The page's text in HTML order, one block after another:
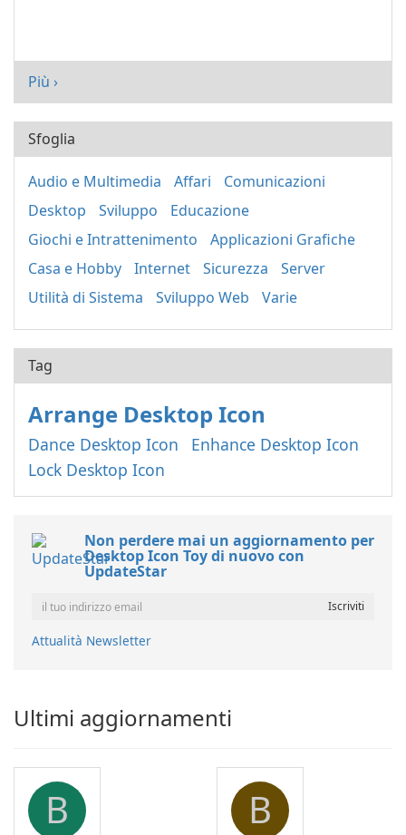
Più ›
Sfoglia
Audio e Multimedia Affari
Comunicazioni
Desktop
Sviluppo
Educazione
Giochi e Intrattenimento
Applicazioni Grafiche
Casa e Hobby
Internet Sicurezza
Server
Utilità di Sistema
Sviluppo Web Varie
Tag
Arrange Desktop Icon
Dance Desktop Icon
Enhance Desktop Icon
Lock Desktop Icon
Non perdere mai un aggiornamento per
Desktop Icon Toy di nuovo con
UpdateStar
Attualità Newsletter
Ultimi aggiornamenti
B B